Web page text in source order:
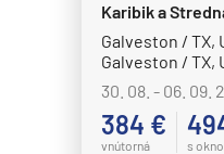
PotvrdiťCelebrity
Celebrity
Celebrity
Celebrity
Karibik a
Galveston / TX,
Galveston / TX,
30. 08. - 06. 09.
384 €
vnútorná s